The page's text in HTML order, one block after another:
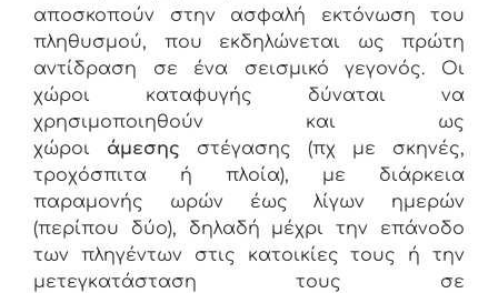
αποσκοπούν στην ασφαλή εκτόνωση του
πληθυσμού, που εκδηλώνεται ως πρώτη
αντίδραση σε ένα σεισμικό γεγονός. Οι
χώροι καταφυγής δύναται να
χρησιμοποιηθούν και ως
χώροι άμεσης στέγασης (πχ με σκηνές,
τροχόσπιτα ή πλοία), με διάρκεια
παραμονής ωρών έως λίγων ημερών
(περίπου δύο), δηλαδή μέχρι την επάνοδο
των πληγέντων στις κατοικίες τους ή την
μετεγκατάσταση τους σε